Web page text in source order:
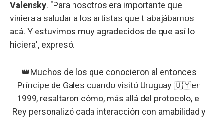
Valensky. "Para nosotros era importante que
viniera a saludar a los artistas que trabajábamos
acá. Y estuvimos muy agradecidos de que así lo
hiciera", expresó.
👑Muchos de los que conocieron al entonces
Príncipe de Gales cuando visitó Uruguay 🇺🇾en
1999, resaltaron cómo, más allá del protocolo, el
Rey personalizó cada interacción con amabilidad y